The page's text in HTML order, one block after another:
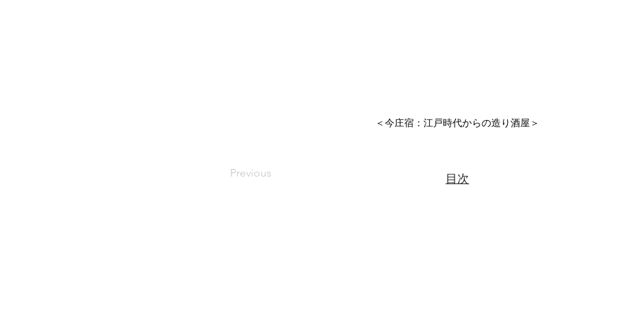
＜今庄宿：江戸時代からの造り酒屋＞
Previous 目次